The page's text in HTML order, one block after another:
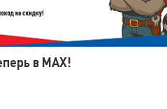
в МАХ!